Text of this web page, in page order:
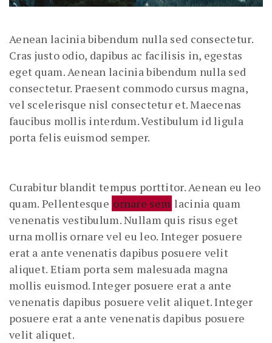
Aenean lacinia bibendum nulla sed consectetur.
Cras justo odio, dapibus ac facilisis in, egestas
eget quam. Aenean lacinia bibendum nulla sed
consectetur. Praesent commodo cursus magna,
vel scelerisque nisl consectetur et. Maecenas
faucibus mollis interdum. Vestibulum id ligula
porta felis euismod semper.
Curabitur blandit tempus porttitor. Aenean eu leo
quam. Pellentesque ornare sem lacinia quam
venenatis vestibulum. Nullam quis risus eget
urna mollis ornare vel eu leo. Integer posuere
erat a ante venenatis dapibus posuere velit
aliquet. Etiam porta sem malesuada magna
mollis euismod. Integer posuere erat a ante
venenatis dapibus posuere velit aliquet. Integer
posuere erat a ante venenatis dapibus posuere
velit aliquet.